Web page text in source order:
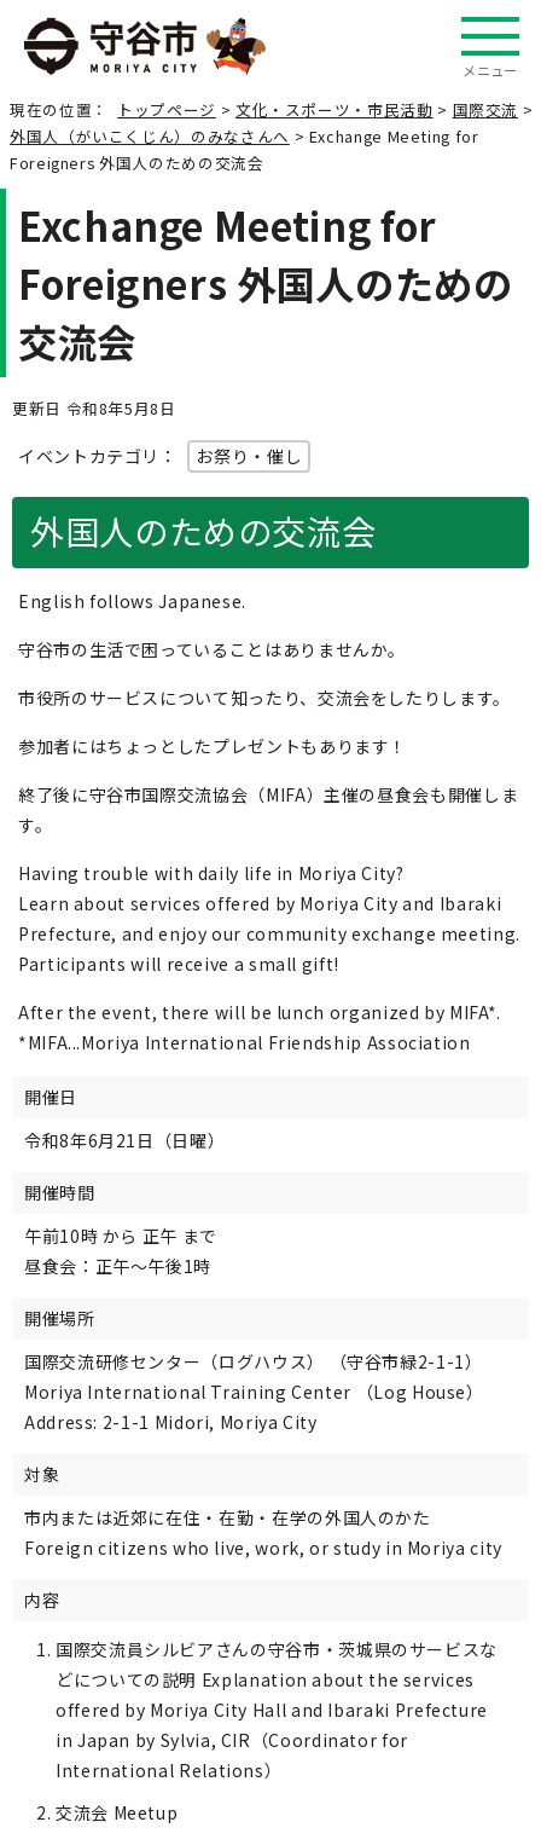
メニュー
現在の位置： トップページ > 文化・スポーツ・市民活動 > 国際交流 >
外国人（がいこくじん）のみなさんへ > Exchange Meeting for
Foreigners 外国人のための交流会
Exchange Meeting for
Foreigners 外国人のための
交流会
更新日 令和8年5月8日
イベントカテゴリ： お祭り・催し
外国人のための交流会
English follows Japanese.
守谷市の生活で困っていることはありませんか。
市役所のサービスについて知ったり、交流会をしたりします。
参加者にはちょっとしたプレゼントもあります！
終了後に守谷市国際交流協会（MIFA）主催の昼食会も開催しま
す。
Having trouble with daily life in Moriya City?
Learn about services offered by Moriya City and Ibaraki
Prefecture, and enjoy our community exchange meeting.
Participants will receive a small gift!
After the event, there will be lunch organized by MIFA*.
*MIFA...Moriya International Friendship Association
開催日
令和8年6月21日（日曜）
開催時間
午前10時 から 正午 まで
昼食会：正午～午後1時
開催場所
国際交流研修センター（ログハウス） （守谷市緑2-1-1）
Moriya International Training Center （Log House）
Address: 2-1-1 Midori, Moriya City
対象
市内または近郊に在住・在勤・在学の外国人のかた
Foreign citizens who live, work, or study in Moriya city
内容
国際交流員シルビアさんの守谷市・茨城県のサービスな
どについての説明 Explanation about the services
offered by Moriya City Hall and Ibaraki Prefecture
in Japan by Sylvia, CIR（Coordinator for
International Relations）
交流会 Meetup